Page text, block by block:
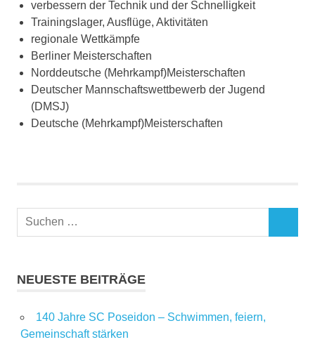
verbessern der Technik und der Schnelligkeit
Trainingslager, Ausflüge, Aktivitäten
regionale Wettkämpfe
Berliner Meisterschaften
Norddeutsche (Mehrkampf)Meisterschaften
Deutscher Mannschaftswettbewerb der Jugend
(DMSJ)
Deutsche (Mehrkampf)Meisterschaften
NEUESTE BEITRÄGE
140 Jahre SC Poseidon – Schwimmen, feiern,
Gemeinschaft stärken